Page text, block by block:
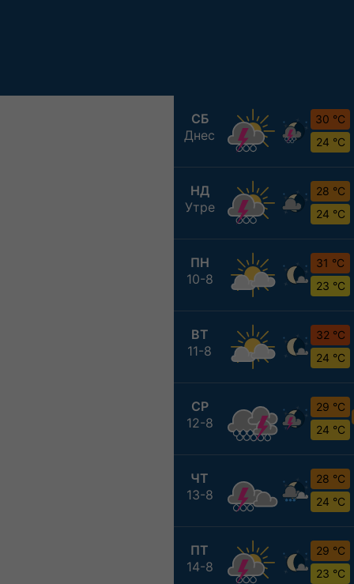
СБ
Днес
30 °C
24 °C
НД
Утре
28 °C
24 °C
ПН
10-8
31 °C
23 °C
ВТ
11-8
32 °C
24 °C
СР
12-8
29 °C
24 °C
ЧТ
13-8
28 °C
24 °C
ПТ
14-8
29 °C
23 °C